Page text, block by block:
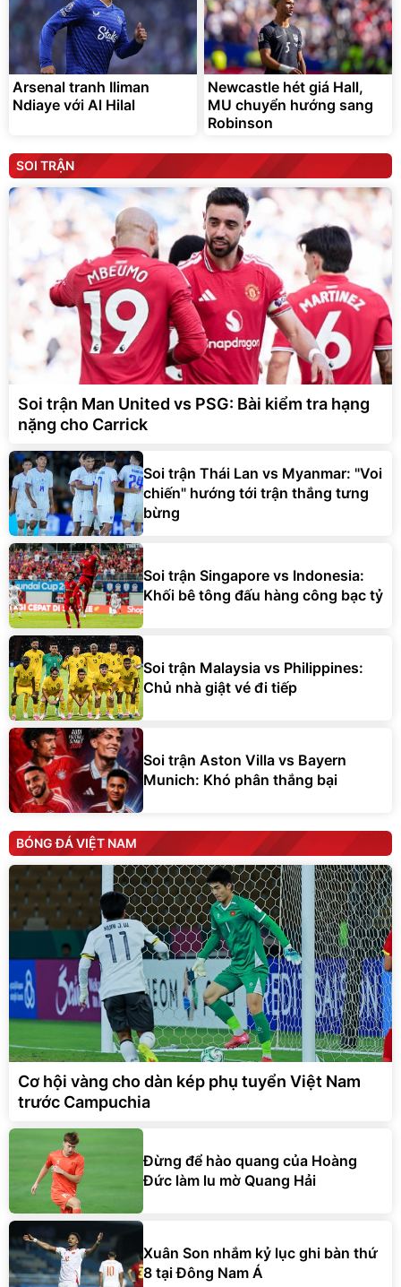
Arsenal tranh Iliman
Ndiaye với Al Hilal
Newcastle hét giá Hall,
MU chuyển hướng sang
Robinson
SOI TRẬN
Soi trận Man United vs PSG: Bài kiểm tra hạng
nặng cho Carrick
Soi trận Thái Lan vs Myanmar: "Voi
chiến" hướng tới trận thắng tưng
bừng
Soi trận Singapore vs Indonesia:
Khối bê tông đấu hàng công bạc tỷ
Soi trận Malaysia vs Philippines:
Chủ nhà giật vé đi tiếp
Soi trận Aston Villa vs Bayern
Munich: Khó phân thắng bại
BÓNG ĐÁ VIỆT NAM
Cơ hội vàng cho dàn kép phụ tuyển Việt Nam
trước Campuchia
Đừng để hào quang của Hoàng
Đức làm lu mờ Quang Hải
Xuân Son nhắm kỷ lục ghi bàn thứ
8 tại Đông Nam Á